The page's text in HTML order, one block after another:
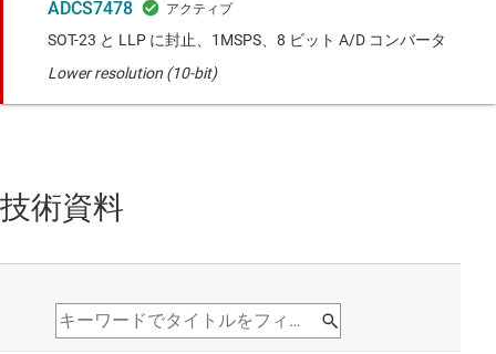
ADCS7478
SOT-23 と LLP に封止、1MSPS、8 ビット A/D コンバータ
Lower resolution (10-bit)
技術資料